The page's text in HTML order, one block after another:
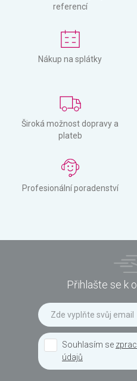
referencí
Nákup na splátky
Široká možnost dopravy a
plateb
Profesionální poradenství
Přihlašte se k
Souhlasím se
údajů